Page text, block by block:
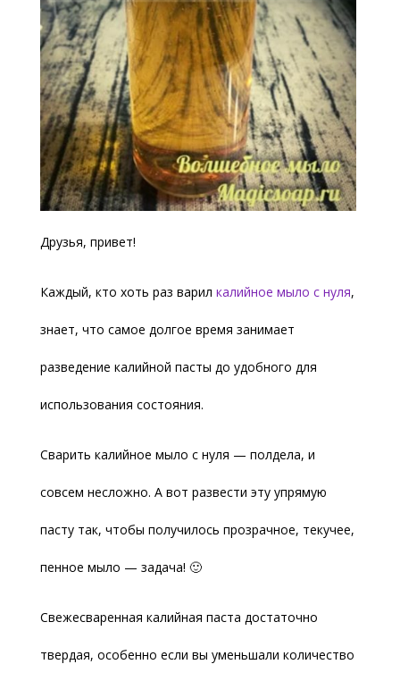
Друзья, привет!
Каждый, кто хоть раз варил калийное мыло с нуля,
знает, что самое долгое время занимает
разведение калийной пасты до удобного для
использования состояния.
Сварить калийное мыло с нуля — полдела, и
совсем несложно. А вот развести эту упрямую
пасту так, чтобы получилось прозрачное, текучее,
пенное мыло — задача! 🙂
Свежесваренная калийная паста достаточно
твердая, особенно если вы уменьшали количество